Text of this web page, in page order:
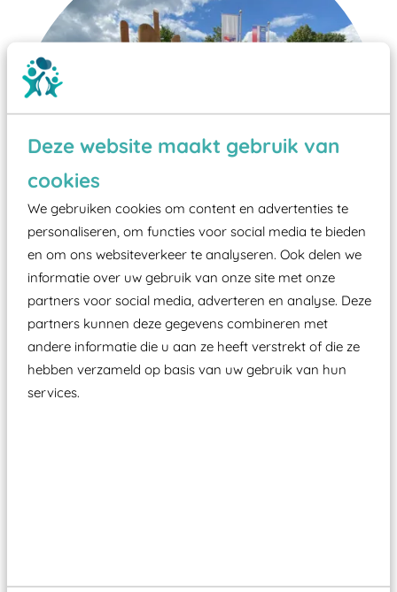
Deze website maakt gebruik van
cookies
We gebruiken cookies om content en advertenties te
personaliseren, om functies voor social media te bieden
en om ons websiteverkeer te analyseren. Ook delen we
informatie over uw gebruik van onze site met onze
partners voor social media, adverteren en analyse. Deze
partners kunnen deze gegevens combineren met
andere informatie die u aan ze heeft verstrekt of die ze
hebben verzameld op basis van uw gebruik van hun
services.
Wist je dat:
Vanaf een valhoogte van 1,5 meter een speciale
valondergrond onder speeltoestellen verplicht is
ze toch binnen het Warenwetbesluit Attractie- en